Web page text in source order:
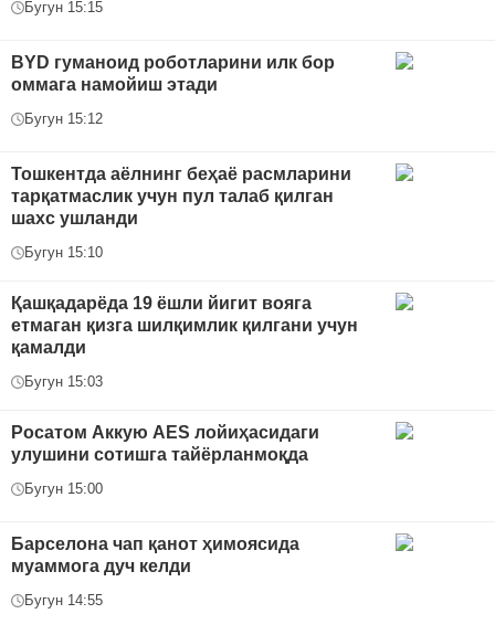
Бугун 15:15
BYD гуманоид роботларини илк бор
оммага намойиш этади
Бугун 15:12
Тошкентда аёлнинг беҳаё расмларини
тарқатмаслик учун пул талаб қилган
шахс ушланди
Бугун 15:10
Қашқадарёда 19 ёшли йигит вояга
етмаган қизга шилқимлик қилгани учун
қамалди
Бугун 15:03
Росатом Аккую AES лойиҳасидаги
улушини сотишга тайёрланмоқда
Бугун 15:00
Барселона чап қанот ҳимоясида
муаммога дуч келди
Бугун 14:55